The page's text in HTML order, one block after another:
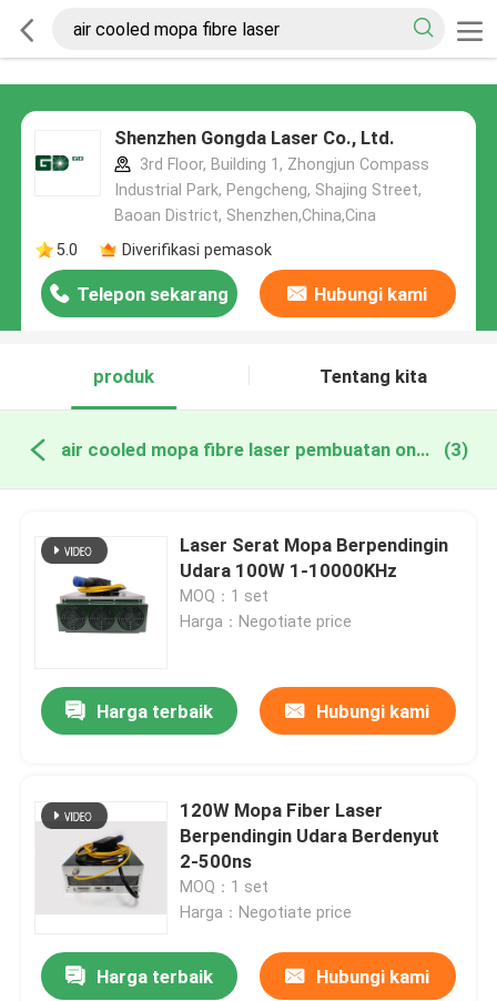
Shenzhen Gongda Laser Co., Ltd.
3rd Floor, Building 1, Zhongjun Compass
Industrial Park, Pengcheng, Shajing Street,
Baoan District, Shenzhen,China,Cina
5.0
Diverifikasi pemasok
Telepon sekarang Hubungi kami
produk Tentang kita
air cooled mopa fibre laser pembuatan online (3)
Laser Serat Mopa Berpendingin
Udara 100W 1-10000KHz
MOQ：1 set
Harga：Negotiate price
Harga terbaik Hubungi kami
120W Mopa Fiber Laser
Berpendingin Udara Berdenyut
2-500ns
MOQ：1 set
Harga：Negotiate price
Harga terbaik Hubungi kami